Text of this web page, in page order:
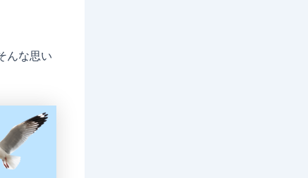
んな思い